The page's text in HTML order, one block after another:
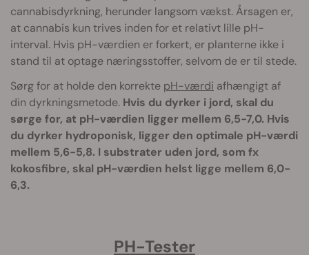
cannabisdyrkning, herunder langsom vækst. Årsagen er,
at cannabis kun trives inden for et relativt lille pH-
interval. Hvis pH-værdien er forkert, er planterne ikke i
stand til at optage næringsstoffer, selvom de er til stede.
Sørg for at holde den korrekte pH-værdi afhængigt af
din dyrkningsmetode. Hvis du dyrker i jord, skal du
sørge for, at pH-værdien ligger mellem 6,5-7,0. Hvis
du dyrker hydroponisk, ligger den optimale pH-værdi
mellem 5,6-5,8. I substrater uden jord, som fx
kokosfibre, skal pH-værdien helst ligge mellem 6,0-
6,3.
PH-Tester